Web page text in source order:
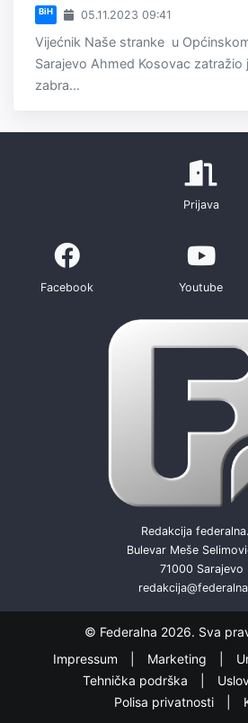
BiH 05.11.2023 09:41
Vijećnik Naše stranke u
Sarajevo Ahmed Kosovac zatražio
zabra...
Prijava
Facebook Youtube
Redakcija
Bulevar Meše
71000 Sarajevo
© Federalna 2026. Sva
Impressum
Marketing
Tehnička podrška
Polisa privatnosti